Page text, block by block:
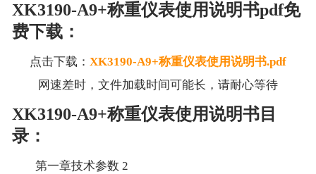
XK3190-A9+称重仪表使用说明书pdf免
费下载：
点击下载： XK3190-A9+称重仪表使用说明书.pdf
网速差时，文件加载时间可能长，请耐心等待
XK3190-A9+称重仪表使用说明书目
录：
第一章技术参数 2